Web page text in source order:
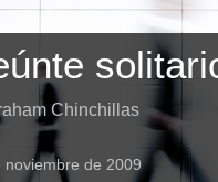
Chinchillas
noviembre de 2009